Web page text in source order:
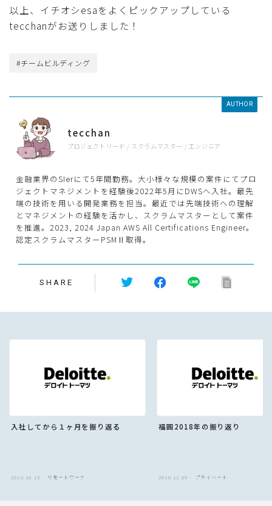
以上、イチオシesaをよくピックアップしている
tecchanがお送りしました！
#チームビルディング
AUTHOR
tecchan
プロジェクトリード / スクラムマスター / エンジニア
金融業界のSIerにて5年間勤務。大小様々な規模の案件にてプロ
ジェクトマネジメントを経験後2022年5月にDWSへ入社。最先
端の技術を用いる開発業務を担当。最近では先端技術への理解
とマネジメントの経験を活かし、スクラムマスターとして案件
を推進。2023, 2024 Japan AWS All Certifications Engineer。
認定スクラムマスターPSMⅡ取得。
SHARE
入社してから１ヶ月を振り返る
2018.10.13 リモートワーク
福圓2018年の振り返り
2018.12.09 プライベート